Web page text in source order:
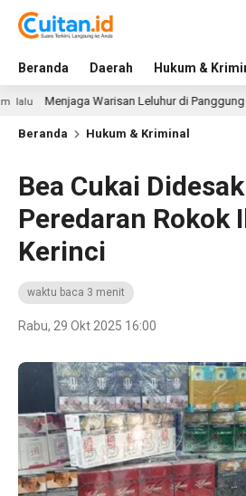
Beranda Daerah Hukum &
Warisan Leluhur di Panggung Festival
Beranda Hukum & Kriminal
Bea Cukai
Peredaran Rokok
Kerinci
waktu baca 3 menit
Rabu, 29 Okt 2025 16:00